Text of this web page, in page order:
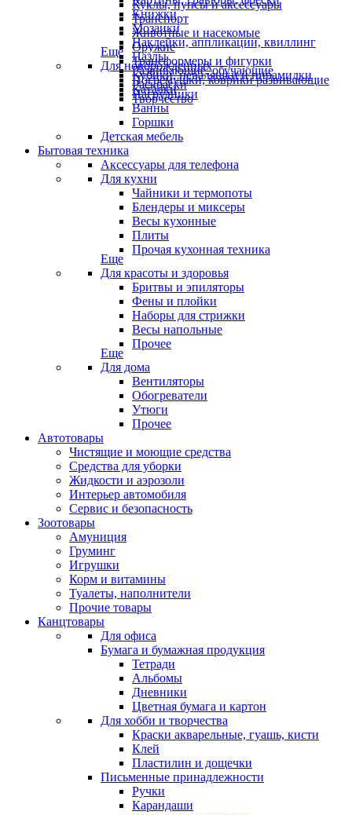
Куклы, пупсы и аксессуары
Транспорт
Животные и насекомые
Оружие
Трансформеры и фигурки
Кубики, неваляшки и пирамидки
Каталки
Книжки
Мозаики
Наклейки, аппликации, квиллинг
Пазлы
Развивающие, обучающие
Раскраски
Творчество
Еще
Для новорожденных
Погремушки, коврики развивающие
Нагрудники
Ванны
Горшки
Детская мебель
Бытовая техника
Аксессуары для телефона
Для кухни
Чайники и термопоты
Блендеры и миксеры
Весы кухонные
Плиты
Прочая кухонная техника
Еще
Для красоты и здоровья
Бритвы и эпиляторы
Фены и плойки
Наборы для стрижки
Весы напольные
Прочее
Еще
Для дома
Вентиляторы
Обогреватели
Утюги
Прочее
Автотовары
Чистящие и моющие средства
Средства для уборки
Жидкости и аэрозоли
Интерьер автомобиля
Сервис и безопасность
Зоотовары
Амуниция
Груминг
Игрушки
Корм и витамины
Туалеты, наполнители
Прочие товары
Канцтовары
Для офиса
Бумага и бумажная продукция
Тетради
Альбомы
Дневники
Цветная бумага и картон
Для хобби и творчества
Краски акварельные, гуашь, кисти
Клей
Пластилин и дощечки
Письменные принадлежности
Ручки
Карандаши